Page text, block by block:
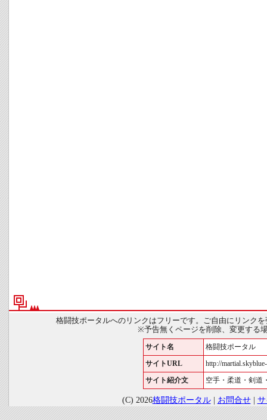
格闘技ポータルへのリンクはフリーです。ご自由にリンク
※予告無くページを削除、変更する
サイト名 格闘技ポータル
サイトURL http://
サイト紹介文 空手・柔道・剣道
(C) 2026格闘技ポータル| お問合せ|